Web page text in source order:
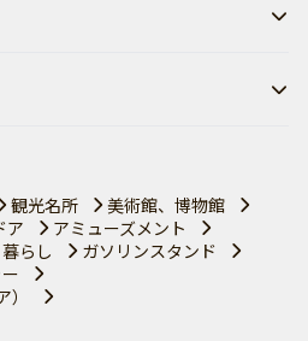
観光名所
美術館、博物館
ア
アミューズメント
暮らし
ガソリンスタンド